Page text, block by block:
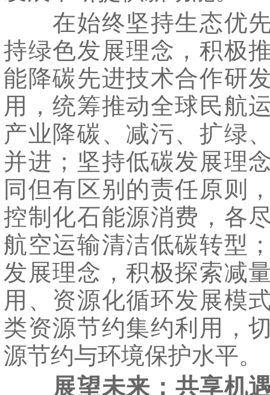
在始终坚持生态优先
持绿色发展理念，积极
能降碳先进技术合作研
用，统筹推动全球民航
产业降碳、减污、扩绿
并进；坚持低碳发展理
同但有区别的责任原则
控制化石能源消费，各
航空运输清洁低碳转型
发展理念，积极探索减
用、资源化循环发展模
类资源节约集约利用，
源节约与环境保护水平。
展望未来：共享机